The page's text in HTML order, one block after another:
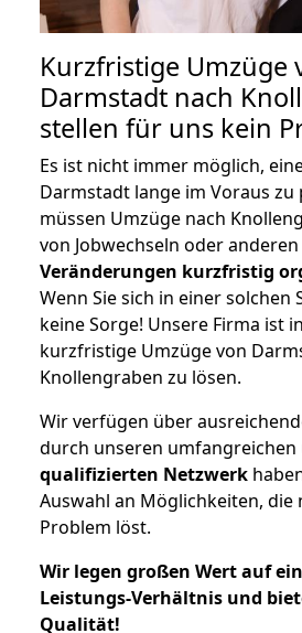
Kurzfristige Umzüge
Darmstadt nach
stellen für uns kein
Es ist nicht immer möglich,
Darmstadt lange im Voraus zu
müssen Umzüge nach
von Jobwechseln oder
Veränderungen kurzfristig
Wenn Sie sich in einer solchen
keine Sorge! Unsere Firma ist
kurzfristige Umzüge von
Knollengraben zu lösen.
Wir verfügen über
durch unseren umfangreichen
qualifizierten Netzwerk
Auswahl an Möglichkeiten, die
Problem löst.
Wir legen großen Wert auf
Leistungs-Verhältnis und
Qualität!